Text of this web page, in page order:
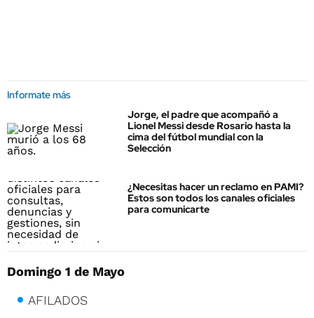
Informate más
Jorge, el padre que acompañó a
Lionel Messi desde Rosario hasta la
cima del fútbol mundial con la
Selección
¿Necesitas hacer un reclamo en PAMI?
Estos son todos los canales oficiales
para comunicarte
Domingo 1 de Mayo
AFILADOS